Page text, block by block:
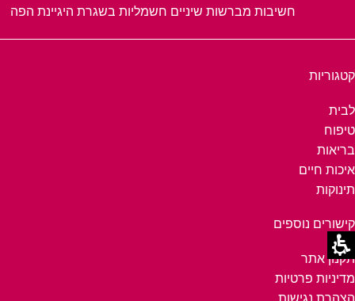
חשיבות מברשות שיניים חשמליות בשגרת היגיינת הפה
קטגוריות
לבית
טיפוח
בריאות
איכות חיים
תינוקות
קישורים נוספים
תקנון אתר
מדיניות פרטיות